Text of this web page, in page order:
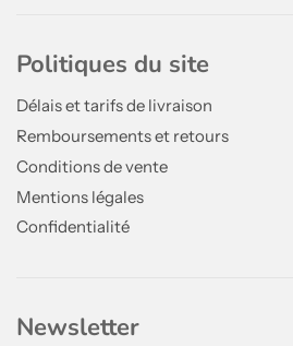
Politiques du site
Délais et tarifs de livraison
Remboursements et retours
Conditions de vente
Mentions légales
Confidentialité
Newsletter